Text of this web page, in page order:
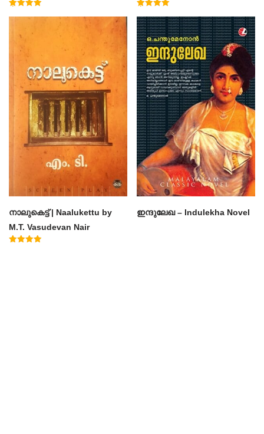
Muhammad Basheer
4.60
out of 5
നാലുകെട്ട് | Naalukettu by
M.T. Vasudevan Nair
ഇന്ദുലേഖ – Indulekha Novel